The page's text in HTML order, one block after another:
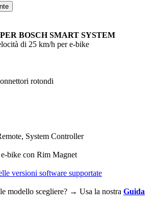
BOSCH SMART SYSTEM
di 25 km/h per e-bike
rotondi
System Controller
bike con Rim Magnet
versioni software supportate
modello scegliere? → Usa la nostra Guida